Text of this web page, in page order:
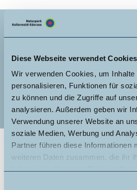
Diese Webseite verwendet Cookies
Wir verwenden Cookies, um Inhalte
personalisieren, Funktionen für
zu können und die Zugriffe auf
analysieren. Außerdem geben wir
Verwendung unserer Website an
soziale Medien, Werbung und
Partner führen diese Informationen
weiteren Daten zusammen, die ihr
Online buchbare
weitere
individuelle Führung anfragen
Führungen im
Online buchbare